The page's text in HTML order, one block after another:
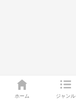
ホーム ジャンル